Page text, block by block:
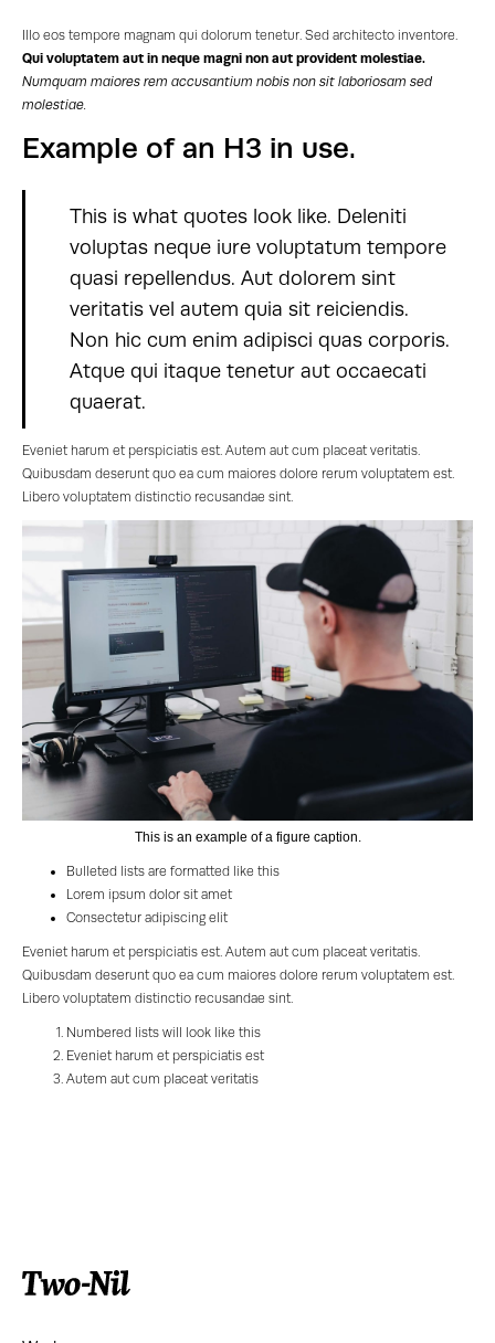
Illo eos tempore magnam qui dolorum tenetur. Sed architecto inventore.
Qui voluptatem aut in neque magni non aut provident molestiae.
Numquam maiores rem accusantium nobis non sit laboriosam sed
molestiae.
Example of an H3 in use.
This is what quotes look like. Deleniti
voluptas neque iure voluptatum tempore
quasi repellendus. Aut dolorem sint
veritatis vel autem quia sit reiciendis.
Non hic cum enim adipisci quas corporis.
Atque qui itaque tenetur aut occaecati
quaerat.
Eveniet harum et perspiciatis est. Autem aut cum placeat veritatis.
Quibusdam deserunt quo ea cum maiores dolore rerum voluptatem est.
Libero voluptatem distinctio recusandae sint.
This is an example of a figure caption.
Bulleted lists are formatted like this
Lorem ipsum dolor sit amet
Consectetur adipiscing elit
Eveniet harum et perspiciatis est. Autem aut cum placeat veritatis.
Quibusdam deserunt quo ea cum maiores dolore rerum voluptatem est.
Libero voluptatem distinctio recusandae sint.
Numbered lists will look like this
Eveniet harum et perspiciatis est
Autem aut cum placeat veritatis
TWO-NIL